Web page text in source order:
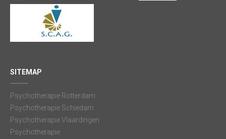
SITEMAP
Psychotherapie Rotterdam
Psychotherapie Schiedam
Psychotherapie Vlaardingen
Psychotherapie